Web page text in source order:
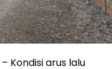
– Kondisi arus lalu